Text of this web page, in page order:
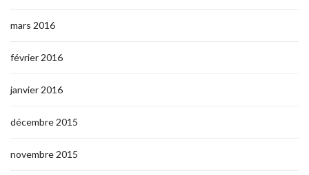
mars 2016
février 2016
janvier 2016
décembre 2015
novembre 2015